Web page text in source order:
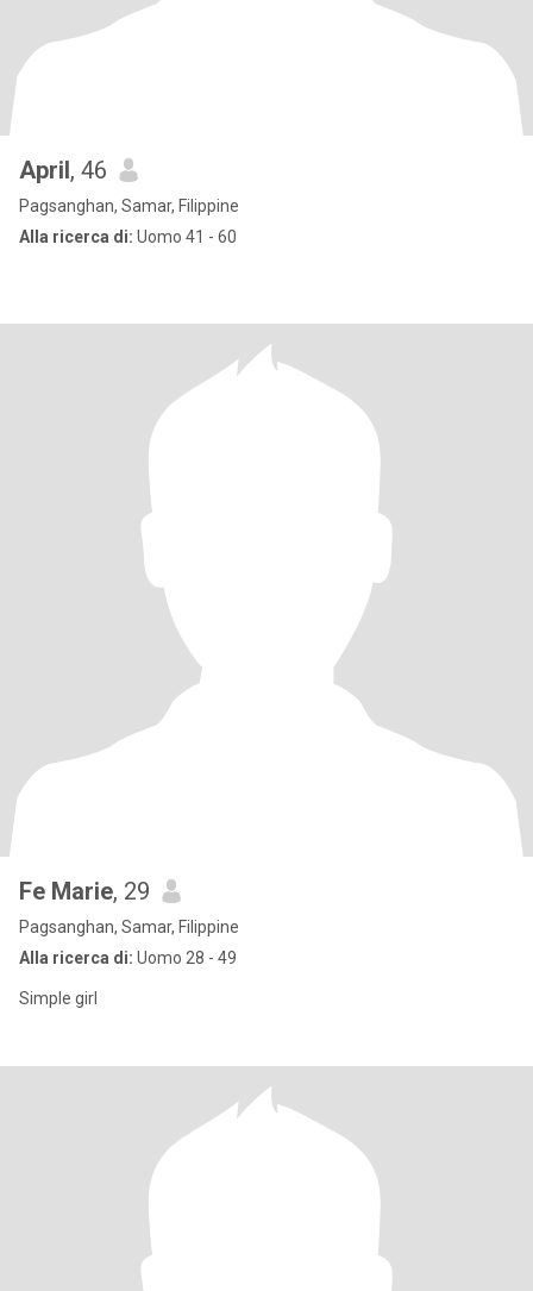
April, 46
Pagsanghan, Samar, Filippine
Alla ricerca di: Uomo 41 - 60
Fe Marie, 29
Pagsanghan, Samar, Filippine
Alla ricerca di: Uomo 28 - 49
Simple girl